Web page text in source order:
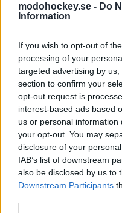
modohockey.se - Do
Information
If you wish to opt-out of
processing of your
targeted advertising by
section to confirm your
opt-out request is
interest-based ads based
us or personal
your opt-out. You may
disclosure of your
IAB’s list of downstream
also be disclosed by us to
Downstream Participants
december – även där
längre fram.
Följande datum och tider
Torsdag 27/8 kl 12.00:
Torsdag 27/8 kl. 18.00:
Lumberjacks
Fredag 28/8 kl. 12.00: